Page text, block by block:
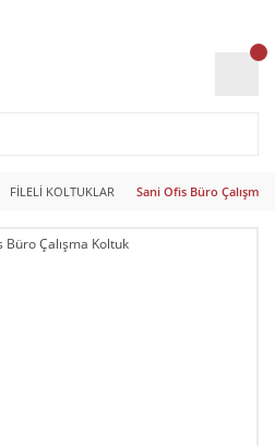
FİLELİ KOLTUKLAR Sani Ofis Büro Çalışma